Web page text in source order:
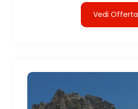
Vedi Offerta